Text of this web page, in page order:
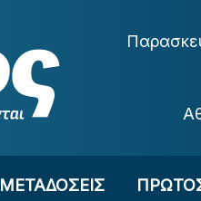
ΜΕΤΑΔΟΣΕΙΣ